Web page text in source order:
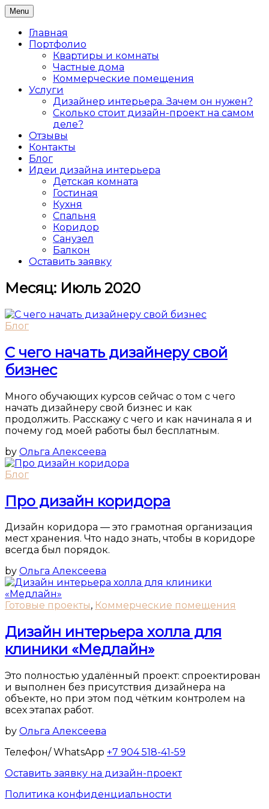
Skip
to
content
Дизайнер интерьеров Ольга
Алексеева
Дизайн интерьера жилых и коммерческих
помещений в Санкт-Петербурге
Menu
Главная
Портфолио
Квартиры и комнаты
Частные дома
Коммерческие помещения
Услуги
Дизайнер интерьера. Зачем он нужен?
Сколько стоит дизайн-проект на самом
деле?
Отзывы
Контакты
Блог
Идеи дизайна интерьера
Детская комната
Гостиная
Кухня
Спальня
Коридор
Санузел
Балкон
Оставить заявку
Месяц: Июль 2020
Блог
С чего начать дизайнеру свой
бизнес
Много обучающих курсов сейчас о том с чего
начать дизайнеру свой бизнес и как
продолжить. Расскажу с чего и как начинала я и
почему год моей работы был бесплатным.
by Ольга Алексеева
Блог
Про дизайн коридора
Дизайн коридора — это грамотная организация
мест хранения. Что надо знать, чтобы в коридоре
всегда был порядок.
by Ольга Алексеева
Готовые проекты, Коммерческие помещения
Дизайн интерьера холла для
клиники «Медлайн»
Это полностью удалённый проект: спроектирован
и выполнен без присутствия дизайнера на
объекте, но при этом под чётким контролем на
всех этапах работ.
by Ольга Алексеева
Телефон/ WhatsApp +7 904 518-41-59
Оставить заявку на дизайн-проект
Политика конфиденциальности